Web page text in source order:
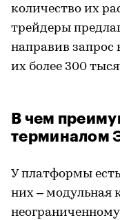
количество их
трейдеры
направив запрос
их более 300
В чем
терминалом
У платформы
них – модульная